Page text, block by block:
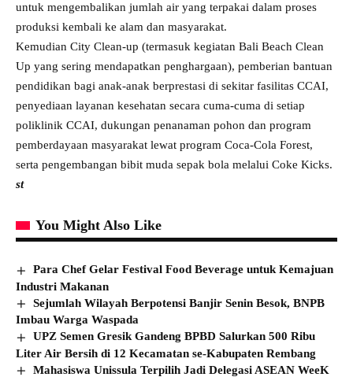
untuk mengembalikan jumlah air yang terpakai dalam proses
produksi kembali ke alam dan masyarakat.
Kemudian City Clean-up (termasuk kegiatan Bali Beach Clean
Up yang sering mendapatkan penghargaan), pemberian bantuan
pendidikan bagi anak-anak berprestasi di sekitar fasilitas CCAI,
penyediaan layanan kesehatan secara cuma-cuma di setiap
poliklinik CCAI, dukungan penanaman pohon dan program
pemberdayaan masyarakat lewat program Coca-Cola Forest,
serta pengembangan bibit muda sepak bola melalui Coke Kicks.
st
You Might Also Like
Para Chef Gelar Festival Food Beverage untuk Kemajuan
Industri Makanan
Sejumlah Wilayah Berpotensi Banjir Senin Besok, BNPB
Imbau Warga Waspada
UPZ Semen Gresik Gandeng BPBD Salurkan 500 Ribu
Liter Air Bersih di 12 Kecamatan se-Kabupaten Rembang
Mahasiswa Unissula Terpilih Jadi Delegasi ASEAN WeeK